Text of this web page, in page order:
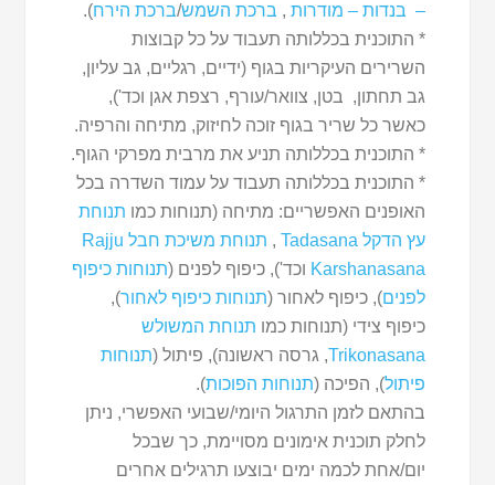
– בנדות – מודרות , ברכת השמש/ברכת הירח).
* התוכנית בכללותה תעבוד על כל קבוצות
השרירים העיקריות בגוף (ידיים, רגליים, גב עליון,
גב תחתון, בטן, צוואר/עורף, רצפת אגן וכד'),
כאשר כל שריר בגוף זוכה לחיזוק, מתיחה והרפיה.
* התוכנית בכללותה תניע את מרבית מפרקי הגוף.
* התוכנית בכללותה תעבוד על עמוד השדרה בכל
האופנים האפשריים: מתיחה (תנוחות כמו תנוחת
עץ הדקל Tadasana
,
תנוחת משיכת חבל Rajju
Karshanasana וכד'), כיפוף לפנים (תנוחות כיפוף
לפנים), כיפוף לאחור (תנוחות כיפוף לאחור),
כיפוף צידי (תנוחות כמו תנוחת המשולש
Trikonasana, גרסה ראשונה), פיתול (תנוחות
פיתול), הפיכה (תנוחות הפוכות).
בהתאם לזמן התרגול היומי/שבועי האפשרי, ניתן
לחלק תוכנית אימונים מסויימת, כך שבכל
יום/אחת לכמה ימים יבוצעו תרגילים אחרים